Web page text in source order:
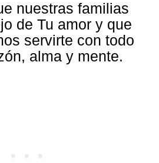
nuestras familias
de Tu amor y que
servirte con todo
alma y mente.